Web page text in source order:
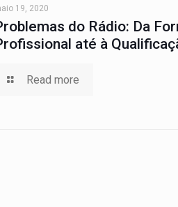
19, 2020
do Rádio: Da
até à
Read more